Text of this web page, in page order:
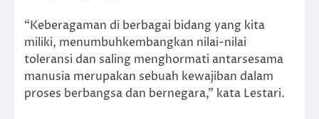
“Keberagaman di berbagai bidang yang kita
miliki, menumbuhkembangkan nilai-nilai
toleransi dan saling menghormati antarsesama
manusia merupakan sebuah kewajiban dalam
proses berbangsa dan bernegara,” kata Lestari.